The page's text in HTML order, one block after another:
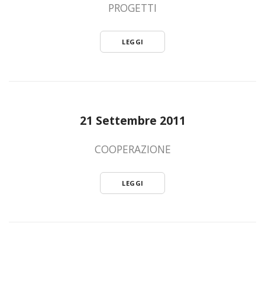
PROGETTI
LEGGI
21 Settembre 2011
COOPERAZIONE
LEGGI